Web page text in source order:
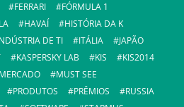
FERRARI
FÓRMULA 1
HAVAÍ
HISTÓRIA DA K
DE TI ITÁLIA
JAPÃO
KASPERSKY LAB KIS
KIS2014
MERCADO
MUST SEE
PRODUTOS PRÊMIOS
RUSSIA